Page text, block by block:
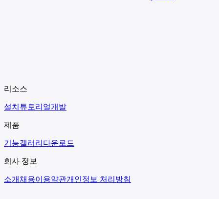
리소스
설치 튜토리얼개발
제품
기능갤러리 다운로드
회사 정보
소개 채용이용약관개인정보 처리방침